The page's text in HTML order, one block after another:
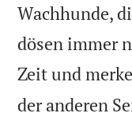
Wachhunde,
dösen immer
Zeit und
der anderen